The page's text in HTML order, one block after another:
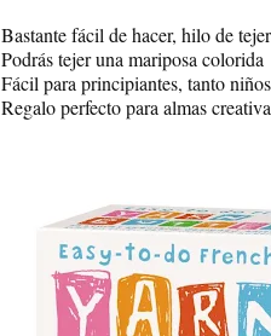
Bastante fácil de hacer, hilo de
Podrás tejer una mariposa colorida
Fácil para principiantes, tanto
Regalo perfecto para almas